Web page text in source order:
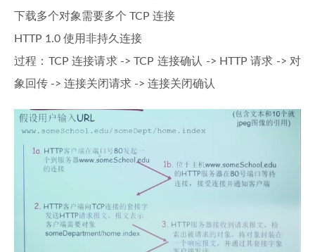
下载多个对象需要多个 TCP 连接
HTTP 1.0 使用非持久连接
过程：TCP 连接请求 -> TCP 连接确认 -> HTTP 请求 -> 对
象回传 -> 连接关闭请求 -> 连接关闭确认